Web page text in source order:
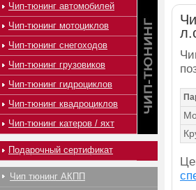
Чип-тюнинг автомобилей
Чип-тюнинг мотоциклов
Чип-тюнинг снегоходов
Чип-тюнинг грузовиков
Чип-тюнинг гидроциклов
Чип-тюнинг квадроциклов
Чип-тюнинг катеров / яхт
Подарочный сертификат
Чип тюнинг АКПП